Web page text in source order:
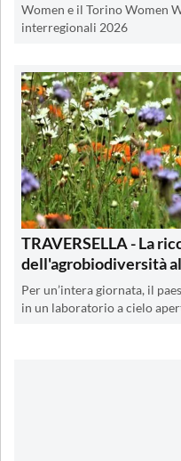
Women e il Torino Women
interregionali 2026
TRAVERSELLA - La
dell'agrobiodiversità al
Per un’intera giornata, il
in un laboratorio a cielo